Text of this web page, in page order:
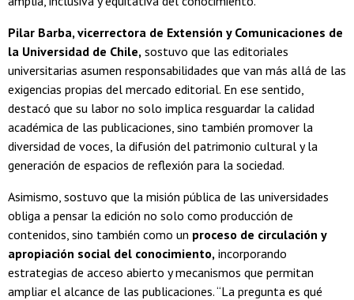
Pilar Barba, vicerrectora de Extensión y Comunicaciones de
la Universidad de Chile, sostuvo que las editoriales
universitarias asumen responsabilidades que van más allá de las
exigencias propias del mercado editorial. En ese sentido,
destacó que su labor no solo implica resguardar la calidad
académica de las publicaciones, sino también promover la
diversidad de voces, la difusión del patrimonio cultural y la
generación de espacios de reflexión para la sociedad.
Asimismo, sostuvo que la misión pública de las universidades
obliga a pensar la edición no solo como producción de
contenidos, sino también como un proceso de circulación y
apropiación social del conocimiento, incorporando
estrategias de acceso abierto y mecanismos que permitan
ampliar el alcance de las publicaciones. “La pregunta es qué